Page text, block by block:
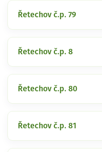
Řetechov č.p. 79
Řetechov č.p. 8
Řetechov č.p. 80
Řetechov č.p. 81